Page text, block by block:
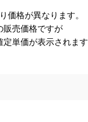
格が異なります。
販売価格ですが
定単価が表示されま